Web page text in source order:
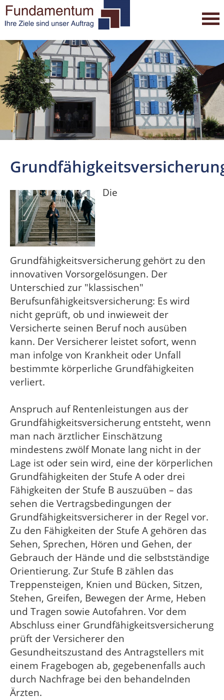
Die
Grundfähigkeitsversicherung gehört zu den
innovativen Vorsorgelösungen. Der
Unterschied zur "klassischen"
Berufsunfähigkeitsversicherung: Es wird
nicht geprüft, ob und inwieweit der
Versicherte seinen Beruf noch ausüben
kann. Der Versicherer leistet sofort, wenn
man infolge von Krankheit oder Unfall
bestimmte körperliche Grundfähigkeiten
verliert.
Anspruch auf Rentenleistungen aus der
Grundfähigkeitsversicherung entsteht, wenn
man nach ärztlicher Einschätzung
mindestens zwölf Monate lang nicht in der
Lage ist oder sein wird, eine der körperlichen
Grundfähigkeiten der Stufe A oder drei
Fähigkeiten der Stufe B auszuüben – das
sehen die Vertragsbedingungen der
Grundfähigkeitsversicherer in der Regel vor.
Zu den Fähigkeiten der Stufe A gehören das
Sehen, Sprechen, Hören und Gehen, der
Gebrauch der Hände und die selbstständige
Orientierung. Zur Stufe B zählen das
Treppensteigen, Knien und Bücken, Sitzen,
Stehen, Greifen, Bewegen der Arme, Heben
und Tragen sowie Autofahren. Vor dem
Abschluss einer Grundfähigkeitsversicherung
prüft der Versicherer den
Gesundheitszustand des Antragstellers mit
einem Fragebogen ab, gegebenenfalls auch
durch Nachfrage bei den behandelnden
Ärzten.